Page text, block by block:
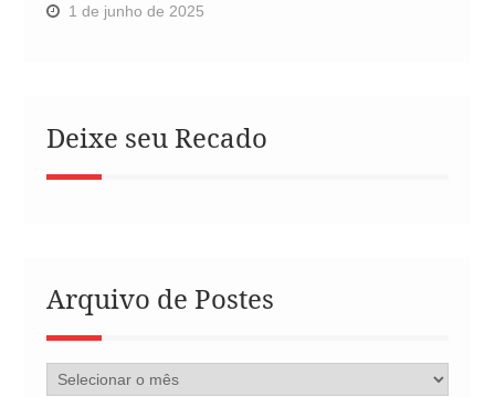
1 de junho de 2025
Deixe seu Recado
Arquivo de Postes
Arquivo